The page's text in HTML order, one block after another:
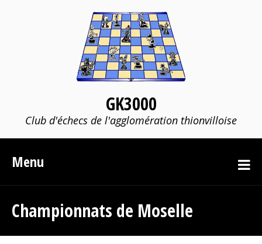
GK3000
Club d'échecs de l'agglomération thionvilloise
Menu
Championnats de Moselle